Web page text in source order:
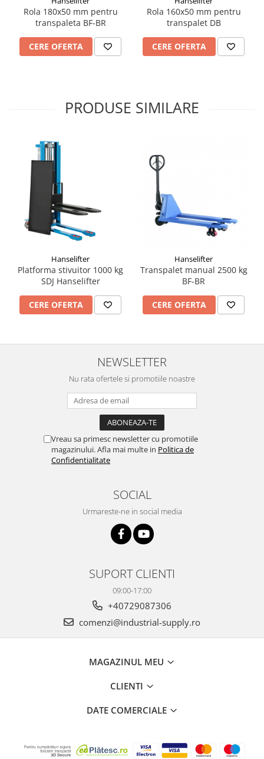
Rola 180x50 mm pentru
transpaleta BF-BR
CERE OFERTA
Rola 160x50 mm pentru
transpalet DB
CERE OFERTA
PRODUSE SIMILARE
Hanselifter
Platforma stivuitor 1000 kg
SDJ Hanselifter
CERE OFERTA
Hanselifter
Transpalet manual 2500 kg
BF-BR
CERE OFERTA
NEWSLETTER
Nu rata ofertele si promotiile noastre
Vreau sa primesc newsletter cu promotiile
magazinului. Afla mai multe in Politica de
Confidentialitate
SOCIAL
Urmareste-ne in social media
SUPORT CLIENTI
09:00-17:00
+40729087306
comenzi@industrial-supply.ro
MAGAZINUL MEU
CLIENTI
DATE COMERCIALE